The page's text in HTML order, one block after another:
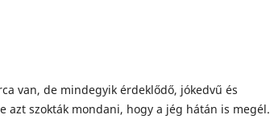
van, de mindegyik érdeklődő, jókedvű és
azt szokták mondani, hogy a jég hátán is megél.